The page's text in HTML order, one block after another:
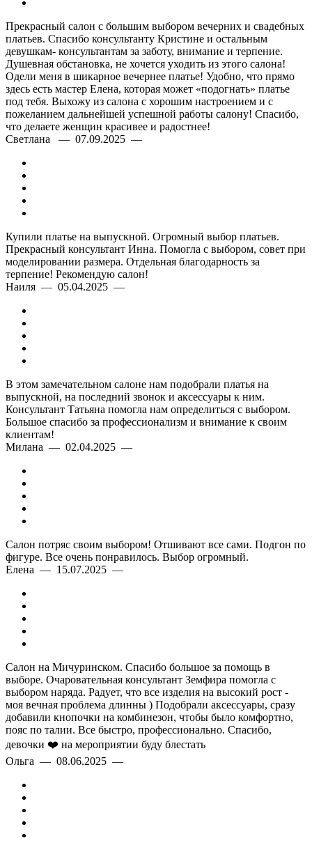
Прекрасный салон с большим выбором вечерних и свадебных
платьев. Спасибо консультанту Кристине и остальным
девушкам- консультантам за заботу, внимание и терпение.
Душевная обстановка, не хочется уходить из этого салона!
Одели меня в шикарное вечернее платье! Удобно, что прямо
здесь есть мастер Елена, которая может «подогнать» платье
под тебя. Выхожу из салона с хорошим настроением и с
пожеланием дальнейшей успешной работы салону! Спасибо,
что делаете женщин красивее и радостнее!
Светлана — 07.09.2025 —
Купили платье на выпускной. Огромный выбор платьев.
Прекрасный консультант Инна. Помогла с выбором, совет при
моделировании размера. Отдельная благодарность за
терпение! Рекомендую салон!
Наиля — 05.04.2025 —
В этом замечательном салоне нам подобрали платья на
выпускной, на последний звонок и аксессуары к ним.
Консультант Татьяна помогла нам определиться с выбором.
Большое спасибо за профессионализм и внимание к своим
клиентам!
Милана — 02.04.2025 —
Салон потряс своим выбором! Отшивают все сами. Подгон по
фигуре. Все очень понравилось. Выбор огромный.
Елена — 15.07.2025 —
Салон на Мичуринском. Спасибо большое за помощь в
выборе. Очаровательная консультант Земфира помогла с
выбором наряда. Радует, что все изделия на высокий рост -
моя вечная проблема длинны ) Подобрали аксессуары, сразу
добавили кнопочки на комбинезон, чтобы было комфортно,
пояс по талии. Все быстро, профессионально. Спасибо,
девочки ❤️ на мероприятии буду блестать
Ольга — 08.06.2025 —